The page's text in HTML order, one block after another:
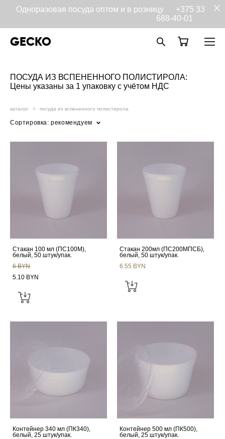
Одноразовая посуда оптом и в розницу +375 33
688-40-01
GECKO
ПОСУДА ИЗ ВСПЕНЕННОГО ПОЛИСТИРОЛА:
Цены указаны за 1 упаковку с учётом НДС
каталог > посуда из вспененного полистирола
Сортировка: рекомендуем
Стакан 100 мл (ПС100М),
белый, 50 штук/упак.
6 BYN
5.10 BYN
Стакан 200мл (ПС200МПСБ),
белый, 50 штук/упак.
6.55 BYN
Контейнер 340 мл (ПК340),
белый, 25 штук/упак.
Контейнер 500 мл (ПК500),
белый, 25 штук/упак.